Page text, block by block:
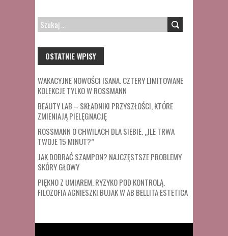
SZUKAJ:
OSTATNIE WPISY
WAKACYJNE NOWOŚCI ISANA. CZTERY LIMITOWANE
KOLEKCJE TYLKO W ROSSMANN
BEAUTY LAB – SKŁADNIKI PRZYSZŁOŚCI, KTÓRE
ZMIENIAJĄ PIELĘGNACJĘ
ROSSMANN O CHWILACH DLA SIEBIE. „ILE TRWA
TWOJE 15 MINUT?”
JAK DOBRAĆ SZAMPON? NAJCZĘSTSZE PROBLEMY
SKÓRY GŁOWY
PIĘKNO Z UMIAREM. RYZYKO POD KONTROLĄ.
FILOZOFIA AGNIESZKI BUJAK W AB BELLITA ESTETICA